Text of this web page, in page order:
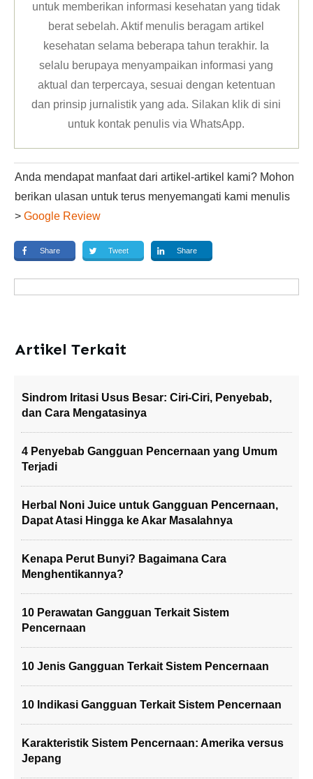
untuk memberikan informasi kesehatan yang tidak
berat sebelah. Aktif menulis beragam artikel
kesehatan selama beberapa tahun terakhir. Ia
selalu berupaya menyampaikan informasi yang
aktual dan terpercaya, sesuai dengan ketentuan
dan prinsip jurnalistik yang ada. Silakan klikdi sini
untuk kontak penulis via WhatsApp.
Anda mendapat manfaat dari artikel-artikel kami? Mohon
berikan ulasan untuk terus menyemangati kami menulis
> Google Review
Share Tweet Share
Artikel Terkait
Sindrom Iritasi Usus Besar: Ciri-Ciri, Penyebab,
dan Cara Mengatasinya
4 Penyebab Gangguan Pencernaan yang Umum
Terjadi
Herbal Noni Juice untuk Gangguan Pencernaan,
Dapat Atasi Hingga ke Akar Masalahnya
Kenapa Perut Bunyi? Bagaimana Cara
Menghentikannya?
10 Perawatan Gangguan Terkait Sistem
Pencernaan
10 Jenis Gangguan Terkait Sistem Pencernaan
10 Indikasi Gangguan Terkait Sistem Pencernaan
Karakteristik Sistem Pencernaan: Amerika versus
Jepang